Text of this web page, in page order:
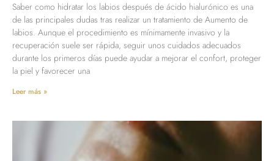
Saber como hidratar los labios después de ácido hialurónico es una
de las principales dudas tras realizar un tratamiento de Aumento de
labios. Aunque el procedimiento es mínimamente invasivo y la
recuperación suele ser rápida, seguir unos cuidados adecuados
durante los primeros días puede ayudar a mejorar el confort, proteger
la piel y favorecer una
Leer más »